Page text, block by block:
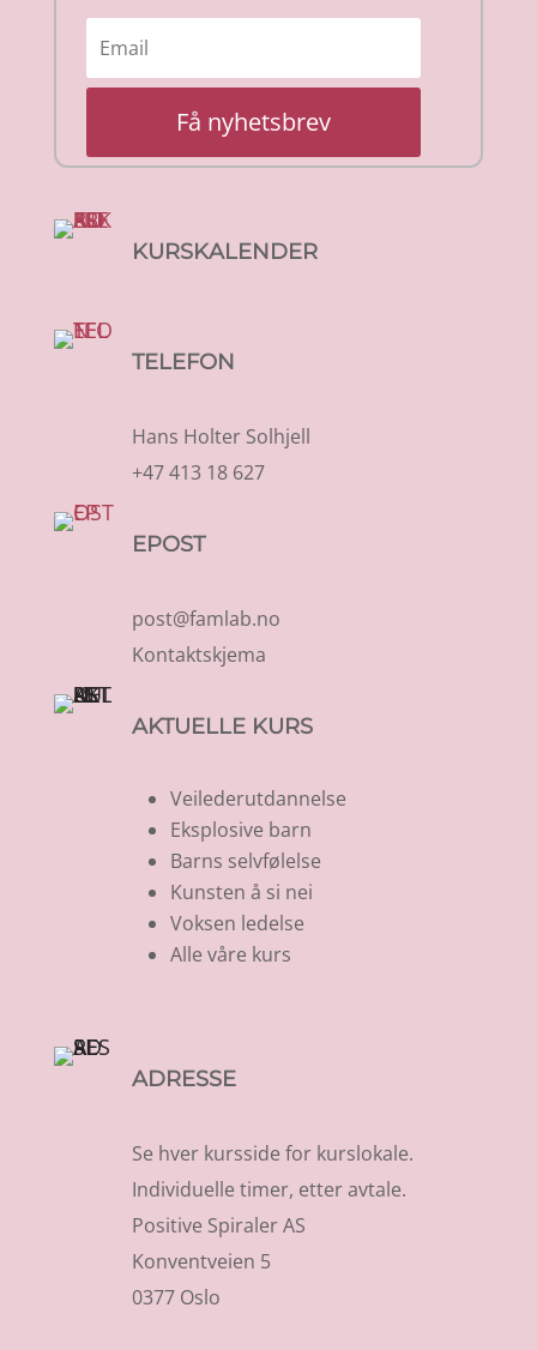
Få nyhetsbrev
KURSKALENDER
TELEFON
Hans Holter Solhjell
+47 413 18 627
EPOST
post@famlab.no
Kontaktskjema
AKTUELLE KURS
Veilederutdannelse
Eksplosive barn
Barns selvfølelse
Kunsten å si nei
Voksen ledelse
Alle våre kurs
ADRESSE
Se hver kursside for kurslokale.
Individuelle timer, etter avtale.
Positive Spiraler AS
Konventveien 5
0377 Oslo